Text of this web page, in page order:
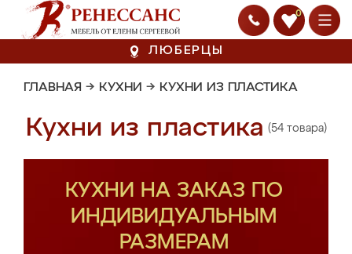
0
ЛЮБЕРЦЫ
ГЛАВНАЯ → КУХНИ → КУХНИ ИЗ ПЛАСТИКА
Кухни из пластика (54 товара)
КУХНИ НА ЗАКАЗ ПО
ИНДИВИДУАЛЬНЫМ
РАЗМЕРАМ